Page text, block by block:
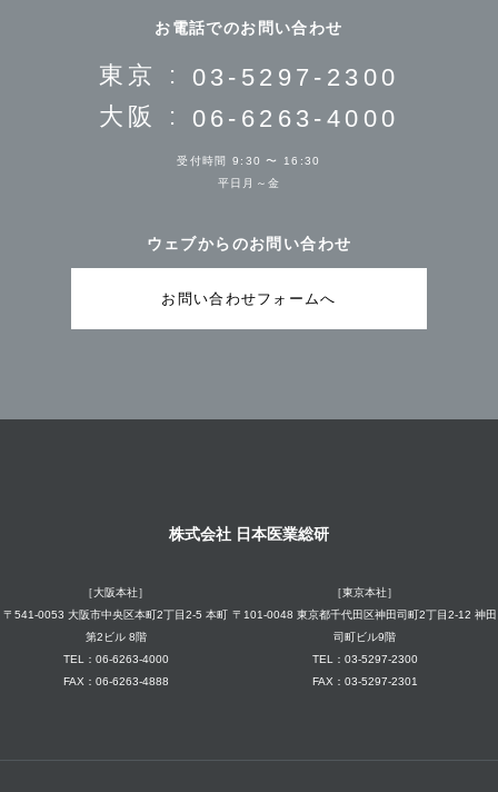
お電話でのお問い合わせ
東京 : 03-5297-2300
大阪 : 06-6263-4000
受付時間 9:30 〜 16:30
平日月～金
ウェブからのお問い合わせ
お問い合わせフォームへ
株式会社 日本医業総研
［大阪本社］
〒541-0053 大阪市中央区本町2丁目2-5 本町
第2ビル 8階
TEL：06-6263-4000
FAX：06-6263-4888
［東京本社］
〒101-0048 東京都千代田区神田司町2丁目2-12 神田
司町ビル9階
TEL：03-5297-2300
FAX：03-5297-2301